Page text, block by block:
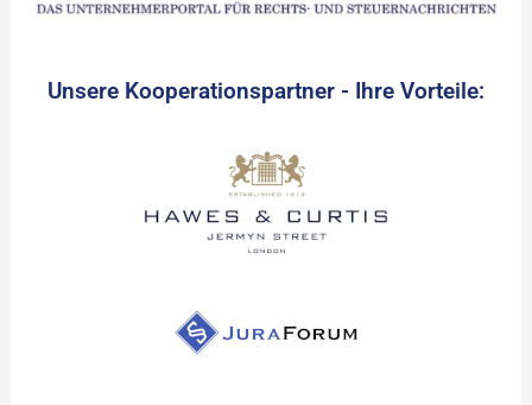
Unsere Kooperationspartner - Ihre Vorteile: